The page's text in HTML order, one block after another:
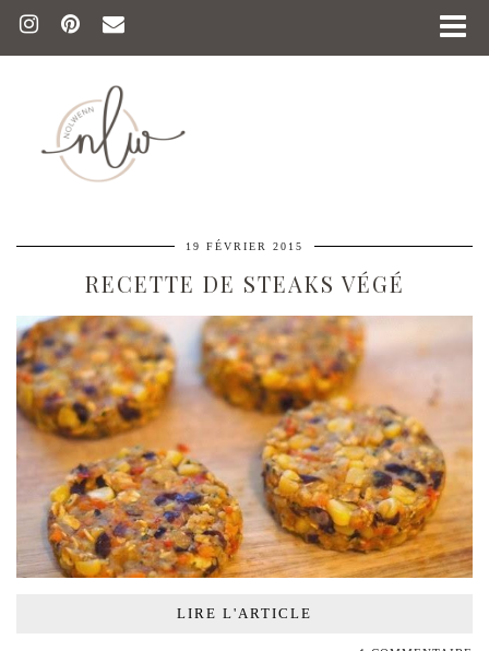
19 FÉVRIER 2015
RECETTE DE STEAKS VÉGÉ
LIRE L'ARTICLE